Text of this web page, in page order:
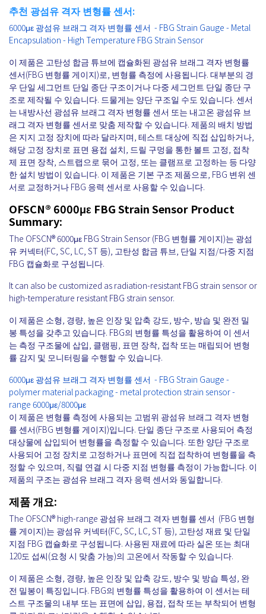
추천 광섬유 격자 변형률 센서:
6000με 광섬유 브래그 격자 변형률 센서 - FBG Strain Gauge - Metal
Encapsulation - High Temperature FBG Strain Sensor
이 제품은 고탄성 합금 튜브에 캡슐화된 광섬유 브래그 격자 변형률
센서(FBG 변형률 게이지)로, 변형률 측정에 사용됩니다. 대부분의 경
우 단일 세그먼트 단일 종단 구조이거나 다중 세그먼트 단일 종단 구
조로 제작될 수 있습니다. 드물게는 양단 구조일 수도 있습니다. 센서
는 내방사선 광섬유 브래그 격자 변형률 센서 또는 내고온 광섬유 브
래그 격자 변형률 센서로 맞춤 제작할 수 있습니다. 제품의 배치 방법
은 지지 고정 장치에 따라 달라지며, 테스트 대상에 직접 삽입하거나,
해당 고정 장치로 표면 용접 설치, 드릴 구멍을 통한 볼트 고정, 접착
제 표면 장착, 스트랩으로 묶어 고정, 또는 클램프로 고정하는 등 다양
한 설치 방법이 있습니다. 이 제품은 기본 구조 제품으로, FBG 변위 센
서로 교정하거나 FBG 응력 센서로 사용할 수 있습니다.
OFSCN® 6000με FBG Strain Sensor Product
Summary:
The OFSCN® 6000με FBG Strain Sensor (FBG 변형률 게이지)는 광섬
유 커넥터(FC, SC, LC, ST 등), 고탄성 합금 튜브, 단일 지점/다중 지점
FBG 캡슐화로 구성됩니다.
It can also be customized as radiation-resistant FBG strain sensor or
high-temperature resistant FBG strain sensor.
이 제품은 소형, 경량, 높은 인장 및 압축 강도, 방수, 방습 및 완전 밀
봉 특성을 갖추고 있습니다. FBG의 변형률 특성을 활용하여 이 센서
는 측정 구조물에 삽입, 클램핑, 표면 장착, 접착 또는 매립되어 변형
률 감지 및 모니터링을 수행할 수 있습니다.
6000με 광섬유 브래그 격자 변형률 센서 - FBG Strain Gauge -
polymer material packaging - metal protection strain sensor -
range 6000με/8000με
이 제품은 변형률 측정에 사용되는 고범위 광섬유 브래그 격자 변형
률 센서(FBG 변형률 게이지)입니다. 단일 종단 구조로 사용되어 측정
대상물에 삽입되어 변형률을 측정할 수 있습니다. 또한 양단 구조로
사용되어 고정 장치로 고정하거나 표면에 직접 접착하여 변형률을 측
정할 수 있으며, 직렬 연결 시 다중 지점 변형률 측정이 가능합니다. 이
제품의 구조는 광섬유 브래그 격자 응력 센서와 동일합니다.
제품 개요:
The OFSCN® high-range 광섬유 브래그 격자 변형률 센서 (FBG 변형
률 게이지)는 광섬유 커넥터(FC, SC, LC, ST 등), 고탄성 재료 및 단일
지점 FBG 캡슐화로 구성됩니다. 사용된 재료에 따라 실온 또는 최대
120도 섭씨(요청 시 맞춤 가능)의 고온에서 작동할 수 있습니다.
이 제품은 소형, 경량, 높은 인장 및 압축 강도, 방수 및 방습 특성, 완
전 밀봉이 특징입니다. FBG의 변형률 특성을 활용하여 이 센서는 테
스트 구조물의 내부 또는 표면에 삽입, 용접, 접착 또는 부착되어 변형